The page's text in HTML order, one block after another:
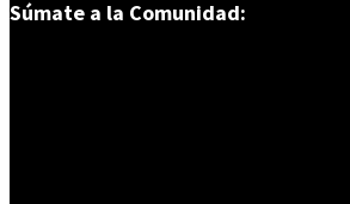
Súmate a la Comunidad: